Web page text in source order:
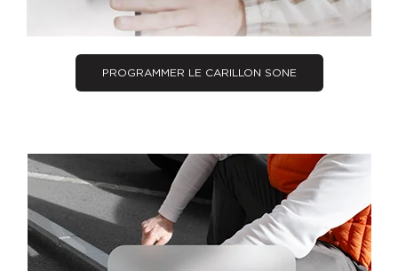
PROGRAMMER LE CARILLON SONE